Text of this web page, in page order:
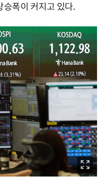
폭이 커지고 있다.